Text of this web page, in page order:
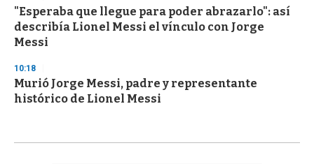
"Esperaba que llegue para poder abrazarlo": así
describía Lionel Messi el vínculo con Jorge
Messi
10:18
Murió Jorge Messi, padre y representante
histórico de Lionel Messi